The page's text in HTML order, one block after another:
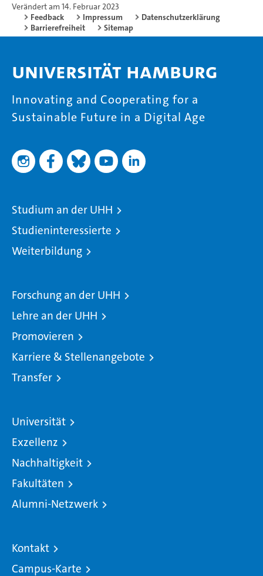
Verändert am 14. Februar 2023
Feedback
Impressum
Datenschutzerklärung
Barrierefreiheit
Sitemap
Universität Hamburg
Innovating and Cooperating for a
Sustainable Future in a Digital Age
Studium an der UHH
Studieninteressierte
Weiterbildung
Forschung an der UHH
Lehre an der UHH
Promovieren
Karriere & Stellenangebote
Transfer
Universität
Exzellenz
Nachhaltigkeit
Fakultäten
Alumni-Netzwerk
Kontakt
Campus-Karte